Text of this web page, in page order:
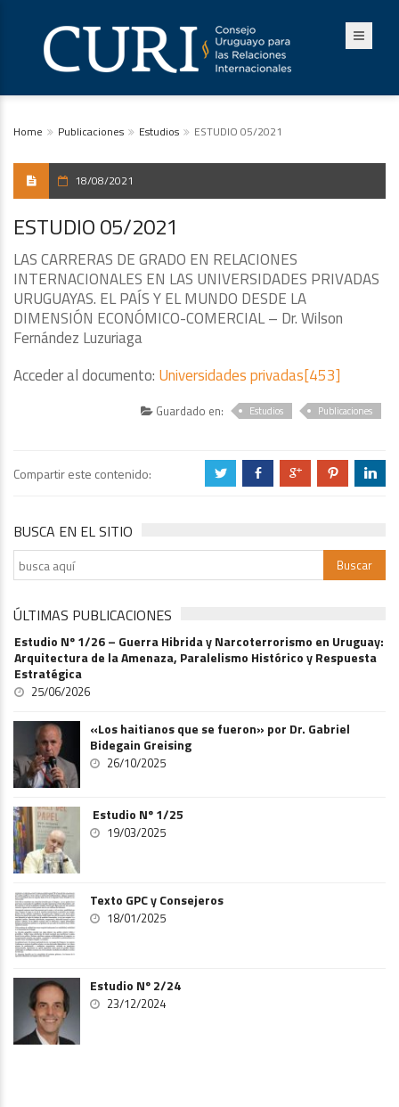
Home Publicaciones Estudios ESTUDIO 05/2021
18/08/2021
ESTUDIO 05/2021
LAS CARRERAS DE GRADO EN RELACIONES
INTERNACIONALES EN LAS UNIVERSIDADES PRIVADAS
URUGUAYAS. EL PAÍS Y EL MUNDO DESDE LA
DIMENSIÓN ECONÓMICO-COMERCIAL – Dr. Wilson
Fernández Luzuriaga
Acceder al documento: Universidades privadas[453]
Guardado en: Estudios Publicaciones
Compartir este contenido: a b c d j
BUSCA EN EL SITIO
ÚLTIMAS PUBLICACIONES
Estudio Nº 1/26 – Guerra Hibrida y Narcoterrorismo en Uruguay:
Arquitectura de la Amenaza, Paralelismo Histórico y Respuesta
Estratégica
25/06/2026
«Los haitianos que se fueron» por Dr. Gabriel
Bidegain Greising
26/10/2025
Estudio Nº 1/25
19/03/2025
Texto GPC y Consejeros
18/01/2025
Estudio Nº 2/24
23/12/2024